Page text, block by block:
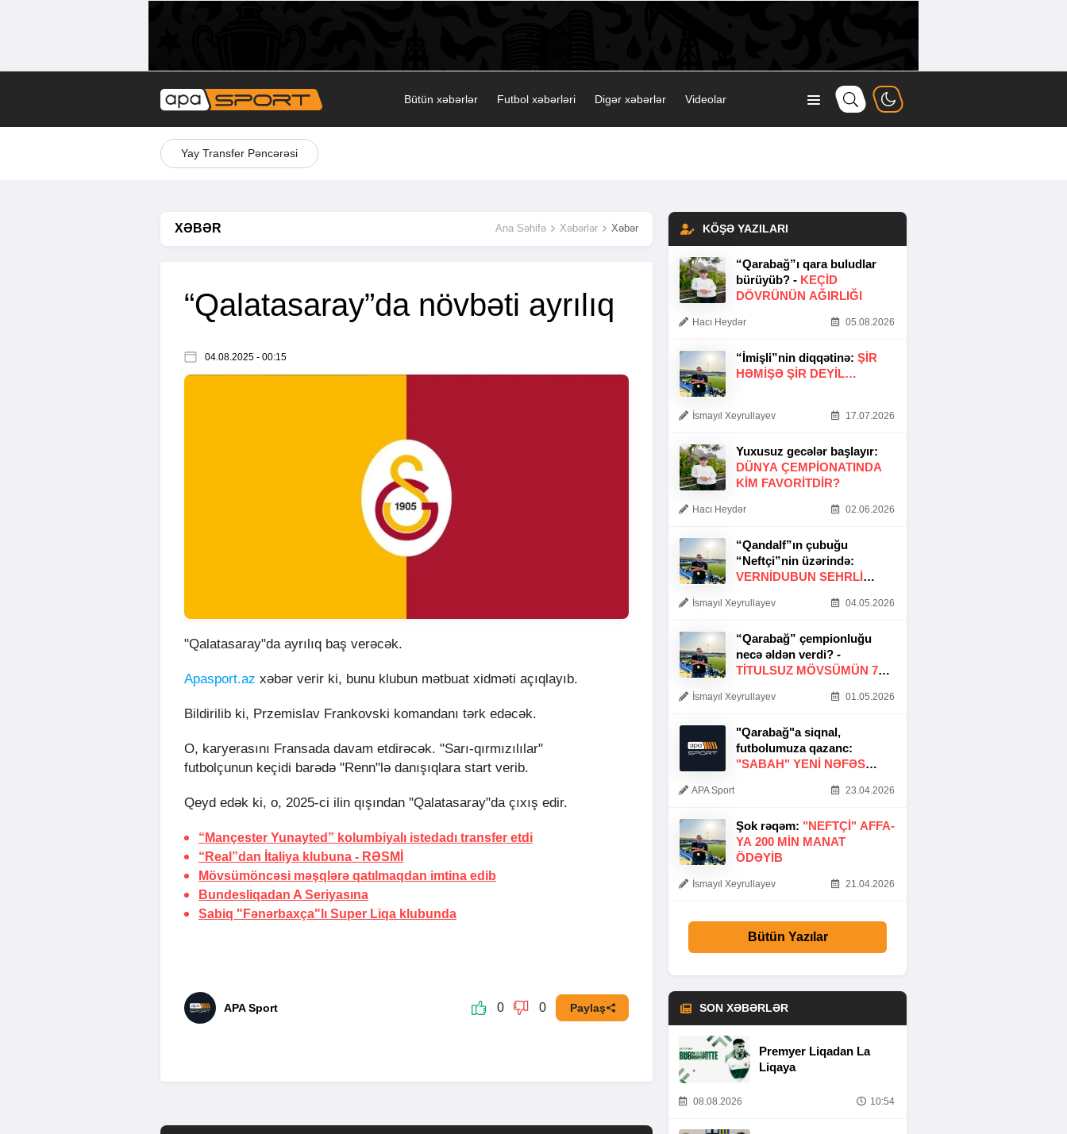
Bütün xəbərlər Futbol xəbərləri Digər xəbərlər Videolar
Yay Transfer Pəncərəsi
XƏBƏR Ana Səhifə Xəbərlər Xəbər
“Qalatasaray”da növbəti ayrılıq
04.08.2025 - 00:15
"Qalatasaray"da ayrılıq baş verəcək.
Apasport.az xəbər verir ki, bunu klubun mətbuat xidməti açıqlayıb.
Bildirilib ki, Przemislav Frankovski komandanı tərk edəcək.
O, karyerasını Fransada davam etdirəcək. "Sarı-qırmızılılar"
futbolçunun keçidi barədə "Renn"lə danışıqlara start verib.
Qeyd edək ki, o, 2025-ci ilin qışından "Qalatasaray"da çıxış edir.
“Mançester Yunayted” kolumbiyalı istedadı transfer etdi
“Real”dan İtaliya klubuna - RƏSMİ
Mövsümöncəsi məşqlərə qatılmaqdan imtina edib
Bundesliqadan A Seriyasına
Sabiq "Fənərbaxça"lı Super Liqa klubunda
APA Sport 0 0 Paylaş
KÖŞƏ YAZILARI
“Qarabağ”ı qara buludlar
bürüyüb? - KEÇID
DÖVRÜNÜN AĞIRLIĞI
Hacı Heydər 05.08.2026
“İmişli”nin diqqətinə: ŞIR
HƏMIŞƏ ŞIR DEYIL…
İsmayıl Xeyrullayev 17.07.2026
Yuxusuz gecələr başlayır:
DÜNYA ÇEMPIONATINDA
KIM FAVORITDIR?
Hacı Heydər 02.06.2026
“Qandalf”ın çubuğu
“Neftçi”nin üzərində:
VERNİDUBUN SEHRLİ
İsmayıl Xeyrullayev 04.05.2026
“Qarabağ” çempionluğu
necə əldən verdi? -
TITULSUZ MÖVSÜMÜN 7
İsmayıl Xeyrullayev 01.05.2026
"Qarabağ"a siqnal,
futbolumuza qazanc:
"SABAH" YENI NƏFƏS
APA Sport 23.04.2026
Şok rəqəm: "NEFTÇI" AFFA-
YA 200 MIN MANAT
ÖDƏYIB
İsmayıl Xeyrullayev 21.04.2026
Bütün Yazılar
SON XƏBƏRLƏR
Premyer Liqadan La
Liqaya
08.08.2026 10:54